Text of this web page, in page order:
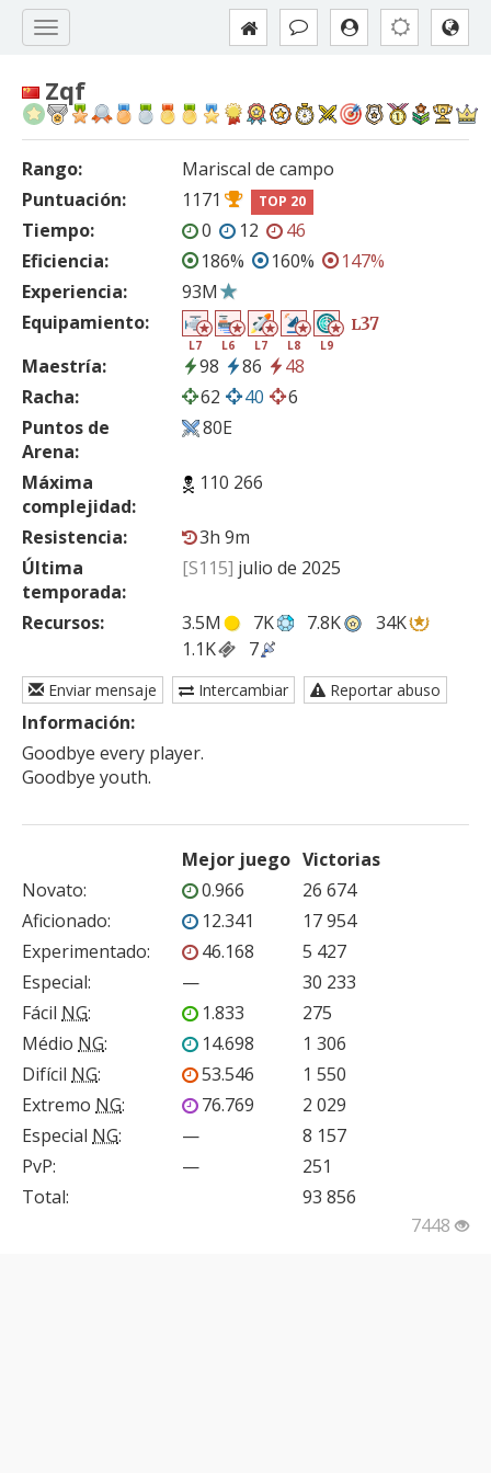
Zqf
Rango:
Mariscal de campo
Puntuación:
1171 TOP 20
Tiempo: 0 12
46
Eficiencia:
186% 160%
147%
Experiencia:
93M
Equipamiento:
L7 L6 L7 L8 L9
L37
Maestría: 98 86
48
Racha:
62 40
6
Puntos de
Arena:
80E
Máxima
complejidad:
110 266
Resistencia:
3h 9m
Última
temporada:
[S115] julio de 2025
Recursos: 3.5M 7K 7.8K
34K
1.1K
7
Enviar mensaje Intercambiar Reportar abuso
Información:
Goodbye every player.
Goodbye youth.
Mejor juego Victorias
Novato: 0.966
26 674
Aficionado: 12.341
17 954
Experimentado: 46.168
5 427
Especial: —
30 233
Fácil NG: 1.833
275
Médio NG: 14.698
1 306
Difícil NG: 53.546
1 550
Extremo NG: 76.769
2 029
Especial NG: —
8 157
PvP: —
251
Total:
93 856
7448